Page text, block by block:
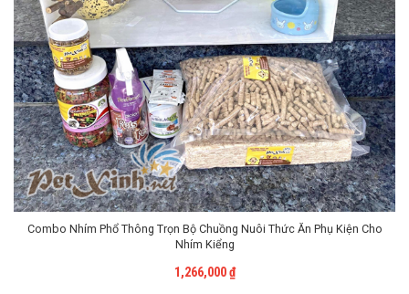
Combo Nhím Phổ Thông Trọn Bộ Chuồng Nuôi Thức Ăn Phụ Kiện Cho
Nhím Kiểng
1,266,000₫